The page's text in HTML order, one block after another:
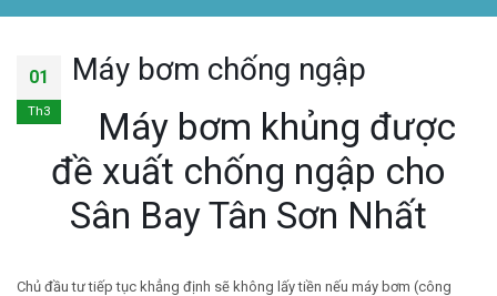
01
Th3
Máy bơm chống ngập
Máy bơm khủng được
đề xuất chống ngập cho
Sân Bay Tân Sơn Nhất
Chủ đầu tư tiếp tục khẳng định sẽ không lấy tiền nếu máy bơm (công